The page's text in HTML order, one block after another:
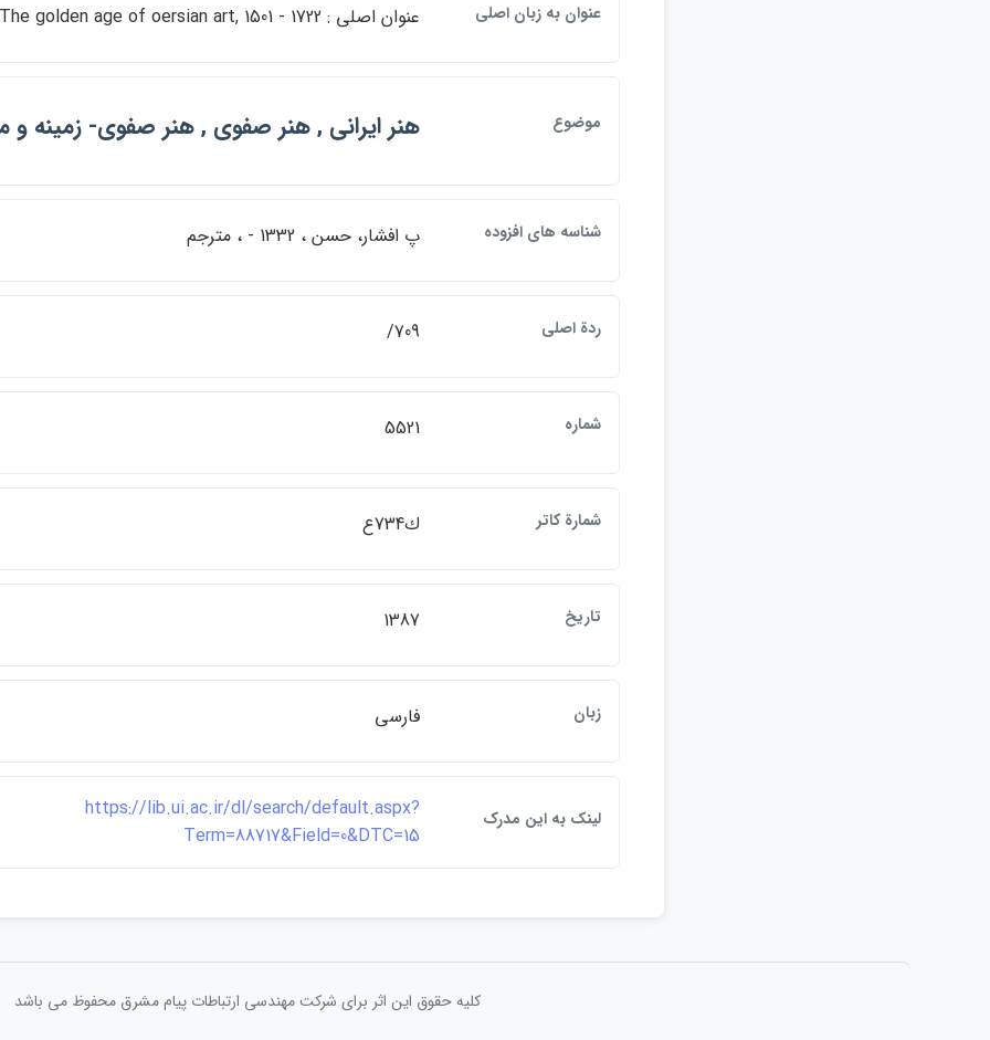
عنوان به زبان اصلي عنوان اصلي : ‎The golden age of oersian art, 1501 - 1722
موضوع هنر ايراني , هنر صفوي , هنر صفوي- زمينه و
شناسه هاي افزوده پ افشار، حسن ، 1332 - ، مترجم
ردة اصلي 709/
شماره 5521
شمارة کاتر ك734ع
تاريخ 1387
زبان فارسي
لينک به اين مدرک
https://lib.ui.ac.ir/dl/search/default.aspx?
Term=88717&Field=0&DTC=15
کلیه حقوق این اثر برای شرکت مهندسی ارتباطات پيام مشرق محفوظ می باشد